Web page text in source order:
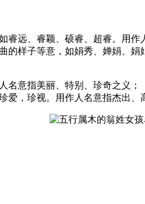
远、睿颖、硕睿、超睿。用作
样子等意，如娟秀、婵娟、娟
名意指美丽、特别、珍奇之义；
，珍视。用作人名意指杰出、